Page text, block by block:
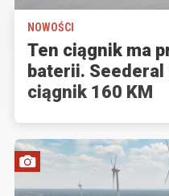
NOWOŚCI
Ten ciągnik ma
baterii.
ciągnik 160 KM